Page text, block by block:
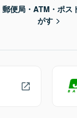
郵便局・ATM・ポス
がす